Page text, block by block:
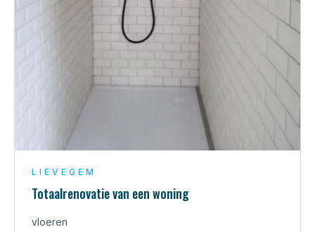
LIEVEGEM
Totaalrenovatie van een woning
vloeren